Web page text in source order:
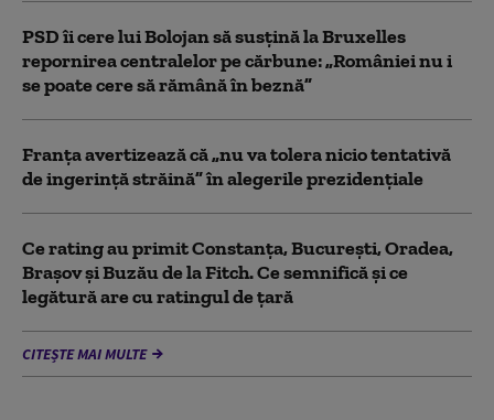
PSD îi cere lui Bolojan să susțină la Bruxelles
repornirea centralelor pe cărbune: „României nu i
se poate cere să rămână în beznă”
Franţa avertizează că „nu va tolera nicio tentativă
de ingerinţă străină” în alegerile prezidenţiale
Ce rating au primit Constanța, București, Oradea,
Brașov și Buzău de la Fitch. Ce semnifică și ce
legătură are cu ratingul de țară
CITEȘTE MAI MULTE